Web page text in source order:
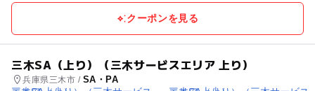
クーポンを見る
三木SA（上り）（三木サービスエリア 上り）
兵庫県三木市 / SA・PA